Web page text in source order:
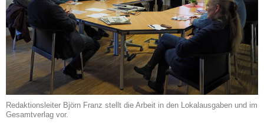
Redaktionsleiter Björn Franz stellt die Arbeit in den Lokalausgaben und im
Gesamtverlag vor.